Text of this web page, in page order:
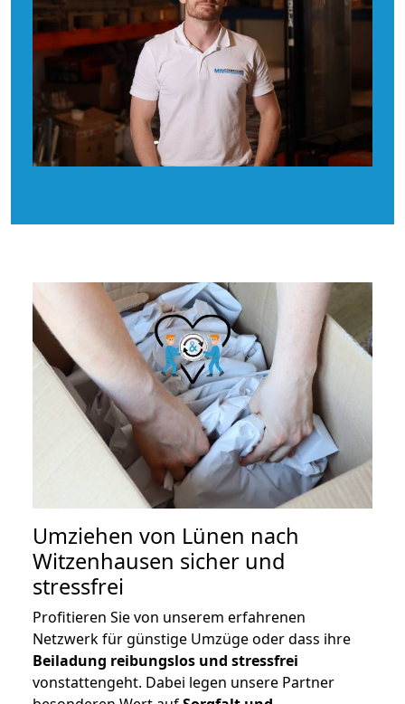
Umziehen von Lünen nach
Witzenhausen sicher und
stressfrei
Profitieren Sie von unserem erfahrenen
Netzwerk für günstige Umzüge oder dass ihre
Beiladung reibungslos und stressfrei
vonstattengeht. Dabei legen unsere Partner